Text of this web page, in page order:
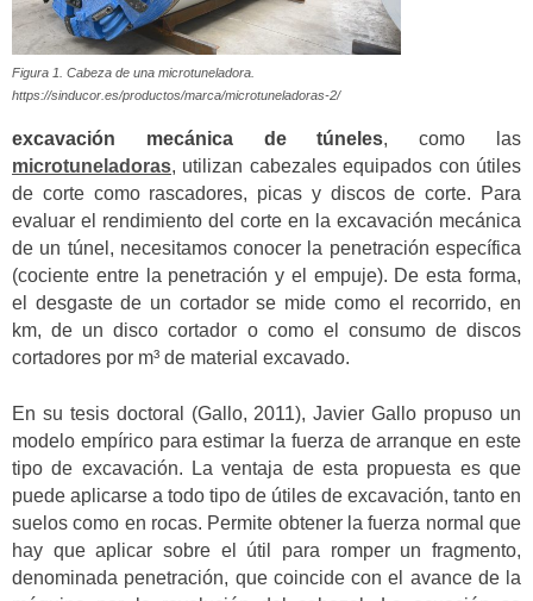
Figura 1. Cabeza de una microtuneladora.
https://sinducor.es/productos/marca/microtuneladoras-2/
excavación mecánica de túneles, como las
microtuneladoras, utilizan cabezales equipados con útiles
de corte como rascadores, picas y discos de corte. Para
evaluar el rendimiento del corte en la excavación mecánica
de un túnel, necesitamos conocer la penetración específica
(cociente entre la penetración y el empuje). De esta forma,
el desgaste de un cortador se mide como el recorrido, en
km, de un disco cortador o como el consumo de discos
cortadores por m³ de material excavado.
En su tesis doctoral (Gallo, 2011), Javier Gallo propuso un
modelo empírico para estimar la fuerza de arranque en este
tipo de excavación. La ventaja de esta propuesta es que
puede aplicarse a todo tipo de útiles de excavación, tanto en
suelos como en rocas. Permite obtener la fuerza normal que
hay que aplicar sobre el útil para romper un fragmento,
denominada penetración, que coincide con el avance de la